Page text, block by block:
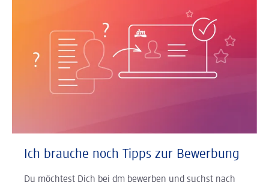
Ich brauche noch Tipps zur Bewerbung
Du möchtest Dich bei dm bewerben und suchst nach